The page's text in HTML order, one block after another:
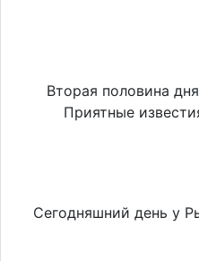
Вторая половина
Приятные
Сегодняшний день у